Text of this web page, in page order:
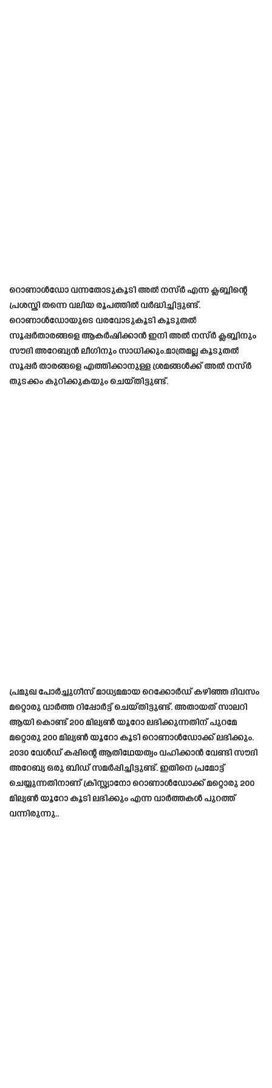
റൊണാൾഡോ വന്നതോടുകൂടി അൽ നസ്ർ എന്ന ക്ലബ്ബിന്റെ
പ്രശസ്തി തന്നെ വലിയ രൂപത്തിൽ വർദ്ധിച്ചിട്ടുണ്ട്.
റൊണാൾഡോയുടെ വരവോടുകൂടി കൂടുതൽ
സൂപ്പർതാരങ്ങളെ ആകർഷിക്കാൻ ഇനി അൽ നസ്ർ ക്ലബ്ബിനും
സൗദി അറേബ്യൻ ലീഗിനും സാധിക്കും.മാത്രമല്ല കൂടുതൽ
സൂപ്പർ താരങ്ങളെ എത്തിക്കാനുള്ള ശ്രമങ്ങൾക്ക് അൽ നസ്ർ
തുടക്കം കുറിക്കുകയും ചെയ്തിട്ടുണ്ട്.
പ്രമുഖ പോർച്ചുഗീസ് മാധ്യമമായ റെക്കോർഡ് കഴിഞ്ഞ ദിവസം
മറ്റൊരു വാർത്ത റിപ്പോർട്ട് ചെയ്തിട്ടുണ്ട്. അതായത് സാലറി
ആയി കൊണ്ട് 200 മില്യൺ യൂറോ ലഭിക്കുന്നതിന് പുറമേ
മറ്റൊരു 200 മില്യൺ യൂറോ കൂടി റൊണാൾഡോക്ക് ലഭിക്കും.
2030 വേൾഡ് കപ്പിന്റെ ആതിഥേയത്വം വഹിക്കാൻ വേണ്ടി സൗദി
അറേബ്യ ഒരു ബിഡ് സമർപ്പിച്ചിട്ടുണ്ട്. ഇതിനെ പ്രമോട്ട്
ചെയ്യുന്നതിനാണ് ക്രിസ്റ്റ്യാനോ റൊണാൾഡോക്ക് മറ്റൊരു 200
മില്യൺ യൂറോ കൂടി ലഭിക്കും എന്ന വാർത്തകൾ പുറത്ത്
വന്നിരുന്നു..